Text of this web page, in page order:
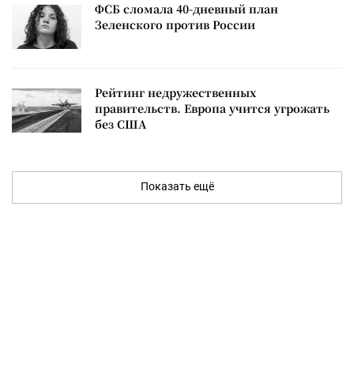
ФСБ сломала 40-дневный план
Зеленского против России
Рейтинг недружественных
правительств. Европа учится угрожать
без США
Показать ещё